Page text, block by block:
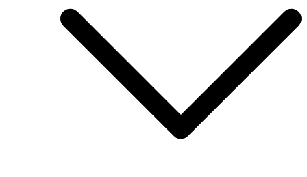
상주신문공고 #의성신문공고 #청송신문공고 #영덕신문공고 #
군위신문공고 #김천신문공고 #구미신문공고 #칠곡신문공고 #
성주신문공고 #포항신문공고 #영천신문공고 #경주신문공고 #
경산신문공고 #청도신문공고 #고령신문공고 #대구신문공고 #
울주신문공고 #울산신문공고 #부산신문공고 #기장신문공고 #
거창신문공고 #합천신문공고 #창녕신문공고 #밀양신문공고 #
창원신문공고 #김해신문공고 #의령신문공고 #진주신문공고 #
하동신문공고 #사천신문공고 #고성신문공고 #거제신문공고 #
통영신문공고 #남해신문공고 #서귀포신문공고 #제주도신문공
고 #경기도일간지공고 #연천군일간지공고 #포천시일간지공고